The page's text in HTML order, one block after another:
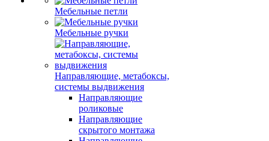
Мебельные петли
Мебельные ручки
Направляющие, метабоксы,
системы выдвижения
Направляющие
роликовые
Направляющие
скрытого монтажа